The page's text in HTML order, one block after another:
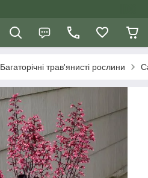
Багаторічні трав'янисті рослини